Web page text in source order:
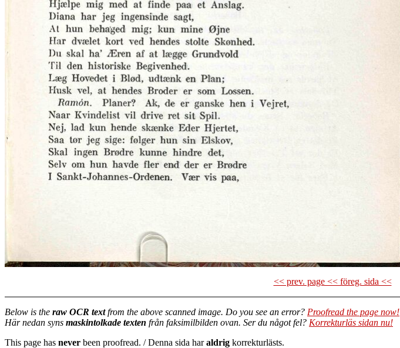
<< prev. page << föreg. sida <<
Below is the raw OCR textfrom the above scanned image. Do you see an error? Proofread the page now!
Här nedan syns maskintolkade texten från faksimilbilden ovan. Ser du något fel? Korrekturläs sidan nu!
This page has never been proofread. / Denna sida haraldrig korrekturlästs.